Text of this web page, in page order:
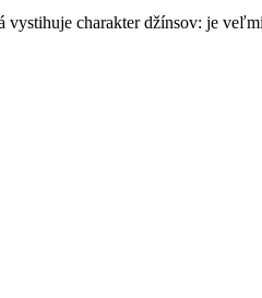
vystihuje charakter džínsov: je